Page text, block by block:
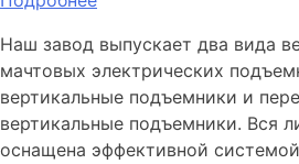
Наш завод выпускает два вида
мачтовых электрических
вертикальные подъемники и
вертикальные подъемники. Вся
оснащена эффективной